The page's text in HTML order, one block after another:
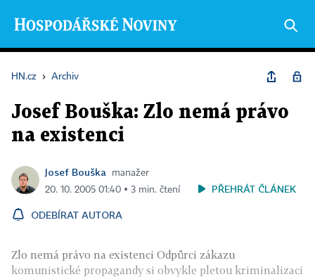
HN.cz › Archiv
Josef Bouška: Zlo nemá právo
na existenci
Josef Bouška
manažer
20. 10. 2005 01:40 ▪ 3 min. čtení
PŘEHRÁT ČLÁNEK
ODEBÍRAT AUTORA
Zlo nemá právo na existenci Odpůrci zákazu
komunistické propagandy si obvykle pletou kriminalizaci